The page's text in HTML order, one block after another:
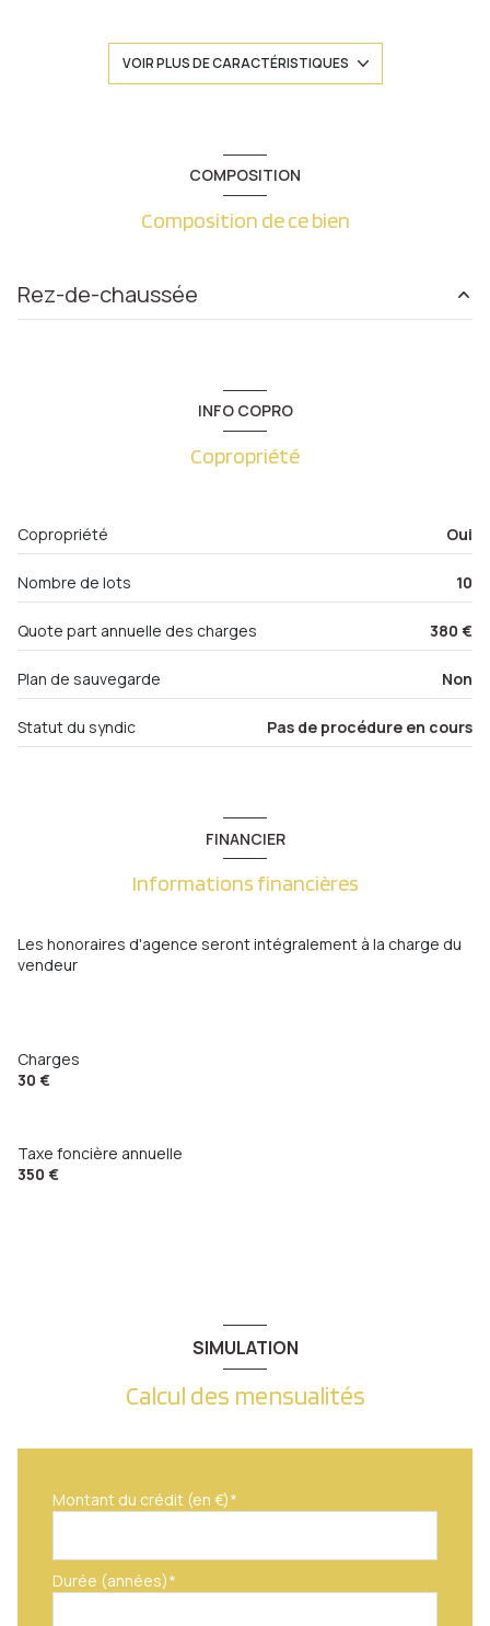
Chauffage individuel : convecteur (electrique)
VOIR PLUS DE CARACTÉRISTIQUES
COMPOSITION
Composition de ce bien
Rez-de-chaussée
INFO COPRO
Copropriété
Copropriété Oui
Nombre de lots 10
Quote part annuelle des charges 380 €
Plan de sauvegarde Non
Statut du syndic Pas de procédure en cours
FINANCIER
Informations financières
Les honoraires d'agence seront intégralement à la charge du
vendeur
Charges
30 €
Taxe foncière annuelle
350 €
SIMULATION
Calcul des mensualités
Montant du crédit (en €)*
Durée (années)*